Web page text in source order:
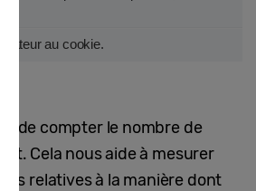
au cookie.
de compter le nombre de
Cela nous aide à mesurer
relatives à la manière dont